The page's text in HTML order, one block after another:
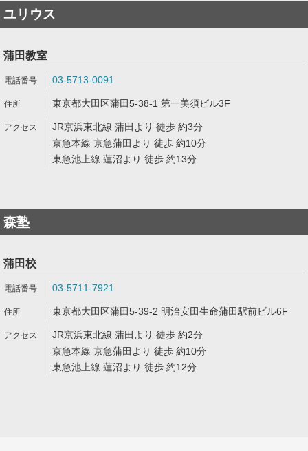
ユリウス
蒲田教室
03-5713-0091
東京都大田区蒲田5-38-1 第一美須ビル3F
JR京浜東北線 蒲田より 徒歩 約3分
京急本線 京急蒲田より 徒歩 約10分
東急池上線 蓮沼より 徒歩 約13分
森塾
蒲田校
03-5711-7921
東京都大田区蒲田5-39-2 明治安田生命蒲田駅前ビル6F
JR京浜東北線 蒲田より 徒歩 約2分
京急本線 京急蒲田より 徒歩 約10分
東急池上線 蓮沼より 徒歩 約12分